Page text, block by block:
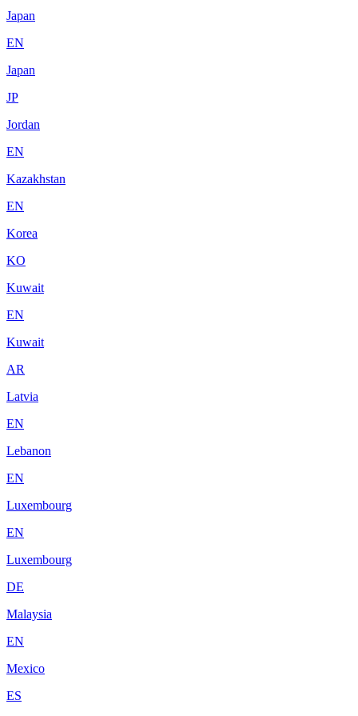
Japan
EN
Japan
JP
Jordan
EN
Kazakhstan
EN
Korea
KO
Kuwait
EN
Kuwait
AR
Latvia
EN
Lebanon
EN
Luxembourg
EN
Luxembourg
DE
Malaysia
EN
Mexico
ES